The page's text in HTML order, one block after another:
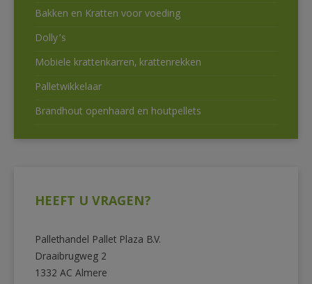
Bakken en Kratten voor voeding
Dolly’s
Mobiele krattenkarren, krattenrekken
Palletwikkelaar
Brandhout openhaard en houtpellets
HEEFT U VRAGEN?
Pallethandel Pallet Plaza B.V.
Draaibrugweg 2
1332 AC Almere